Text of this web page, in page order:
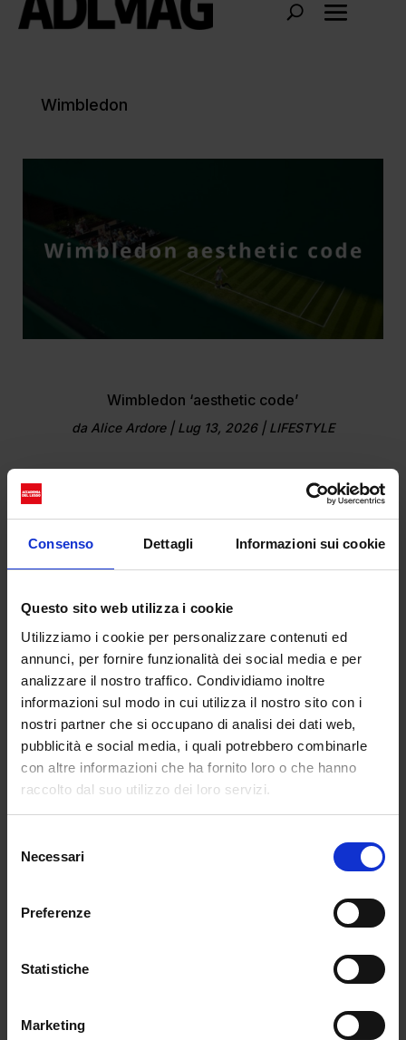
Consenso Dettagli Informazioni sui cookie
Questo sito web utilizza i cookie
Utilizziamo i cookie per personalizzare contenuti ed
annunci, per fornire funzionalità dei social media e per
analizzare il nostro traffico. Condividiamo inoltre
informazioni sul modo in cui utilizza il nostro sito con i
nostri partner che si occupano di analisi dei dati web,
pubblicità e social media, i quali potrebbero combinarle
con altre informazioni che ha fornito loro o che hanno
raccolto dal suo utilizzo dei loro servizi.
delNecessari
Preferenze
Statistiche
Marketing
Wimbledon
Wimbledon ‘aesthetic code’
da Alice Ardore| Lug 13, 2026| LIFESTYLE
Dal rigore del total white alla Royal Box,
Wimbledon e i topi delle risaie: una storia